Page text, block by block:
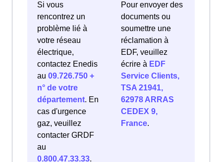
Si vous
rencontrez un
problème lié à
votre réseau
électrique,
contactez Enedis
au 09.726.750 +
n° de votre
département. En
cas d'urgence
gaz, veuillez
contacter GRDF
au
0.800.47.33.33.
Pour envoyer des
documents ou
soumettre une
réclamation à
EDF, veuillez
écrire à EDF
Service Clients,
TSA 21941,
62978 ARRAS
CEDEX 9,
France.